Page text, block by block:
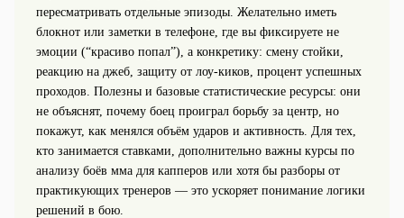
пересматривать отдельные эпизоды. Желательно иметь
блокнот или заметки в телефоне, где вы фиксируете не
эмоции (“красиво попал”), а конкретику: смену стойки,
реакцию на джеб, защиту от лоу-киков, процент успешных
проходов. Полезны и базовые статистические ресурсы: они
не объяснят, почему боец проиграл борьбу за центр, но
покажут, как менялся объём ударов и активность. Для тех,
кто занимается ставками, дополнительно важны курсы по
анализу боёв мма для капперов или хотя бы разборы от
практикующих тренеров — это ускоряет понимание логики
решений в бою.